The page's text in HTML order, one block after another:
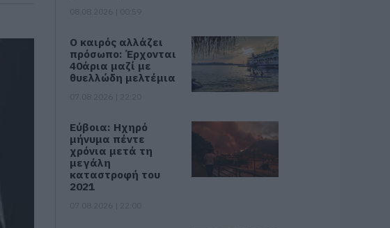
Ο καιρός αλλάζει
πρόσωπο: Έρχονται
40άρια μαζί με
θυελλώδη μελτέμια
Εύβοια: Ηχηρό
μήνυμα πέντε
χρόνια μετά τη
μεγάλη
καταστροφή του
2021